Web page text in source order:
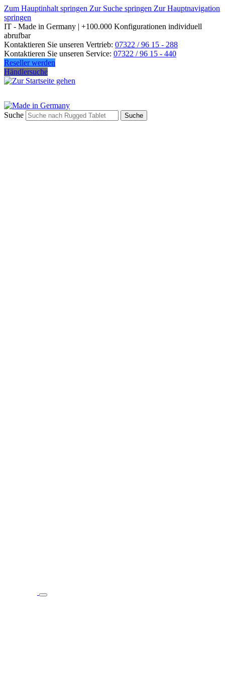
Zum Hauptinhalt springen Zur Suche springen Zur Hauptnavigation
springen
IT - Made in Germany | +100.000 Konfigurationen individuell
abrufbar
Kontaktieren Sie unseren Vertrieb: 07322 / 96 15 - 288
Kontaktieren Sie unseren Service: 07322 / 96 15 - 440
Reseller werden
Händlersuche
Suche Suche